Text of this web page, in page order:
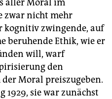
aller Moral im
zwar nicht mehr
kognitiv zwingende, auf
beruhende Ethik, wie er
will, warf
den
Moral preiszugeben.
1929, sie war zunächst